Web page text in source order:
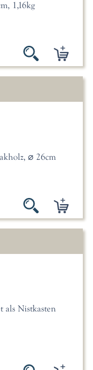
1,16kg
⌀ 26cm
als Nistkasten